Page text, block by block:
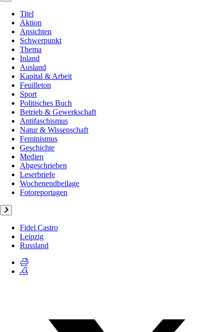
Titel
Aktion
Ansichten
Schwerpunkt
Thema
Inland
Ausland
Kapital & Arbeit
Feuilleton
Sport
Politisches Buch
Betrieb & Gewerkschaft
Antifaschismus
Natur & Wissenschaft
Feminismus
Geschichte
Medien
Abgeschrieben
Leserbriefe
Wochenendbeilage
Fotoreportagen
Fidel Castro
Leipzig
Russland